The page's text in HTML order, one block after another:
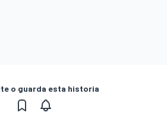
o guarda esta historia